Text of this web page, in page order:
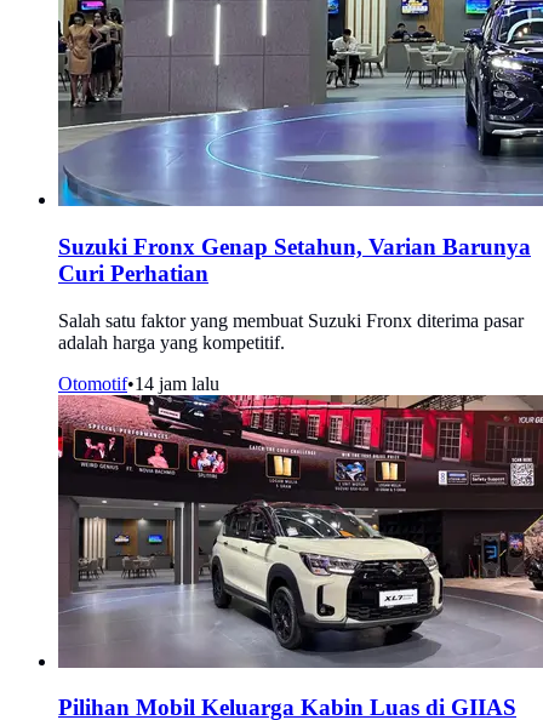
Suzuki Fronx Genap Setahun, Varian Barunya
Curi Perhatian
Salah satu faktor yang membuat Suzuki Fronx diterima pasar
adalah harga yang kompetitif.
Otomotif•14 jam lalu
Pilihan Mobil Keluarga Kabin Luas di GIIAS